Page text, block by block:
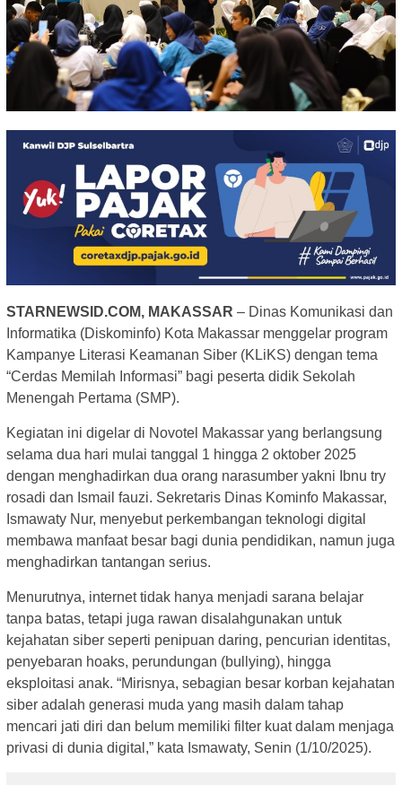
STARNEWSID.COM, MAKASSAR – Dinas Komunikasi dan
Informatika (Diskominfo) Kota Makassar menggelar program
Kampanye Literasi Keamanan Siber (KLiKS) dengan tema
“Cerdas Memilah Informasi” bagi peserta didik Sekolah
Menengah Pertama (SMP).
Kegiatan ini digelar di Novotel Makassar yang berlangsung
selama dua hari mulai tanggal 1 hingga 2 oktober 2025
dengan menghadirkan dua orang narasumber yakni Ibnu try
rosadi dan Ismail fauzi. Sekretaris Dinas Kominfo Makassar,
Ismawaty Nur, menyebut perkembangan teknologi digital
membawa manfaat besar bagi dunia pendidikan, namun juga
menghadirkan tantangan serius.
Menurutnya, internet tidak hanya menjadi sarana belajar
tanpa batas, tetapi juga rawan disalahgunakan untuk
kejahatan siber seperti penipuan daring, pencurian identitas,
penyebaran hoaks, perundungan (bullying), hingga
eksploitasi anak. “Mirisnya, sebagian besar korban kejahatan
siber adalah generasi muda yang masih dalam tahap
mencari jati diri dan belum memiliki filter kuat dalam menjaga
privasi di dunia digital,” kata Ismawaty, Senin (1/10/2025).